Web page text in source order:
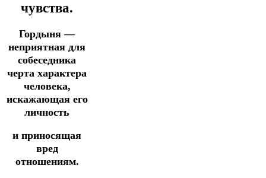
чувства.
Гордыня —
неприятная для
собеседника
черта характера
человека,
искажающая его
личность
и приносящая
вред
отношениям.